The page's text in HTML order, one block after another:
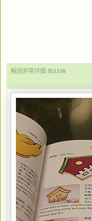
解說非常仔細 951110